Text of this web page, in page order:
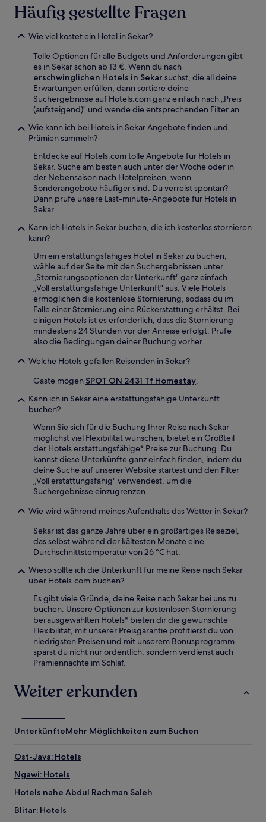
können
ändern.
können
zusätzliche
Bedingungen
gelten.
Häufig gestellte Fragen
Wie viel kostet ein Hotel in Sekar?
Tolle Optionen für alle Budgets und Anforderungen gibt
es in Sekar schon ab 13 €. Wenn du nach
erschwinglichen Hotels in Sekar suchst, die all deine
Erwartungen erfüllen, dann sortiere deine
Suchergebnisse auf Hotels.com ganz einfach nach „Preis
(aufsteigend)" und wende die entsprechenden Filter an.
Wie kann ich bei Hotels in Sekar Angebote finden und
Prämien sammeln?
Entdecke auf Hotels.com tolle Angebote für Hotels in
Sekar. Suche am besten auch unter der Woche oder in
der Nebensaison nach Hotelpreisen, wenn
Sonderangebote häufiger sind. Du verreist spontan?
Dann prüfe unsere Last-minute-Angebote für Hotels in
Sekar.
Kann ich Hotels in Sekar buchen, die ich kostenlos stornieren
kann?
Um ein erstattungsfähiges Hotel in Sekar zu buchen,
wähle auf der Seite mit den Suchergebnissen unter
„Stornierungsoptionen der Unterkunft" ganz einfach
„Voll erstattungsfähige Unterkunft" aus. Viele Hotels
ermöglichen die kostenlose Stornierung, sodass du im
Falle einer Stornierung eine Rückerstattung erhältst. Bei
einigen Hotels ist es erforderlich, dass die Stornierung
mindestens 24 Stunden vor der Anreise erfolgt. Prüfe
also die Bedingungen deiner Buchung vorher.
Welche Hotels gefallen Reisenden in Sekar?
Gäste mögen SPOT ON 2431 Tf Homestay.
Kann ich in Sekar eine erstattungsfähige Unterkunft
buchen?
Wenn Sie sich für die Buchung Ihrer Reise nach Sekar
möglichst viel Flexibilität wünschen, bietet ein Großteil
der Hotels erstattungsfähige* Preise zur Buchung. Du
kannst diese Unterkünfte ganz einfach finden, indem du
deine Suche auf unserer Website startest und den Filter
„Voll erstattungsfähig" verwendest, um die
Suchergebnisse einzugrenzen.
Wie wird während meines Aufenthalts das Wetter in Sekar?
Sekar ist das ganze Jahre über ein großartiges Reiseziel,
das selbst während der kältesten Monate eine
Durchschnittstemperatur von 26 °C hat.
Wieso sollte ich die Unterkunft für meine Reise nach Sekar
über Hotels.com buchen?
Es gibt viele Gründe, deine Reise nach Sekar bei uns zu
buchen: Unsere Optionen zur kostenlosen Stornierung
bei ausgewählten Hotels* bieten dir die gewünschte
Flexibilität, mit unserer Preisgarantie profitierst du von
niedrigsten Preisen und mit unserem Bonusprogramm
sparst du nicht nur ordentlich, sondern verdienst auch
Prämiennächte im Schlaf.
Weiter erkunden
UnterkünfteMehr Möglichkeiten zum Buchen
Ost-Java: Hotels
Ngawi: Hotels
Hotels nahe Abdul Rachman Saleh
Blitar: Hotels